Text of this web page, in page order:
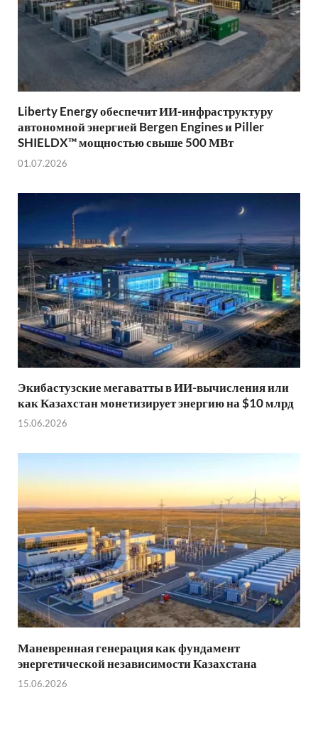
Liberty Energy обеспечит ИИ-инфраструктуру
автономной энергией Bergen Engines и Piller
SHIELDX™ мощностью свыше 500 МВт
01.07.2026
Экибастузские мегаватты в ИИ-вычисления или
как Казахстан монетизирует энергию на $10 млрд
15.06.2026
Маневренная генерация как фундамент
энергетической независимости Казахстана
15.06.2026